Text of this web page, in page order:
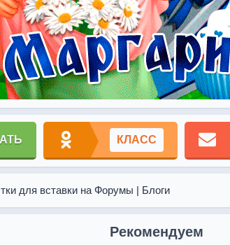
КЛАСС
для вставки на Форумы | Блоги
Рекомендуем